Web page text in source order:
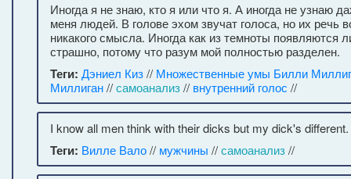
Иногда я не знаю, кто я или что я. А иногда не узнаю
меня людей. В голове эхом звучат голоса, но их речь
никакого смысла. Иногда как из темноты появляются
страшно, потому что разум мой полностью разделен.
Теги: Дэниел Киз// Множественные умы Билли
Миллиган//самоанализ// внутренний голос //
I know all men think with their dicks but my dick's different.
Теги: Вилле Вало// мужчины //самоанализ//